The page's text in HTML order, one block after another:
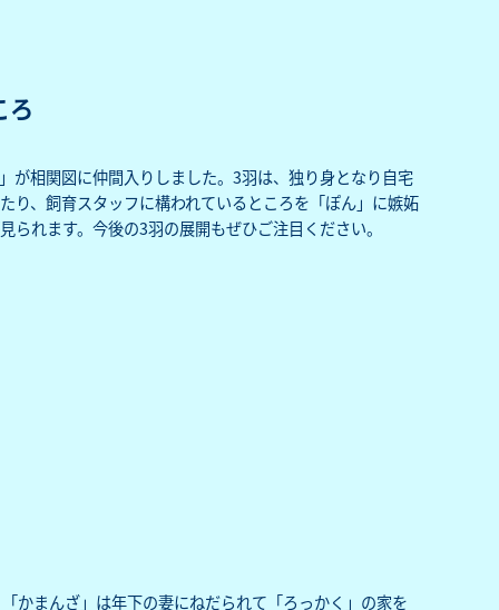
ろ
が相関図に仲間入りしました。3羽は、独り身となり自宅
り、飼育スタッフに構われているところを「ぽん」に嫉妬
れます。今後の3羽の展開もぜひご注目ください。
かまんざ」は年下の妻にねだられて「ろっかく」の家を